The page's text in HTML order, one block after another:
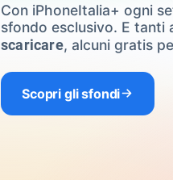
Con iPhoneItalia+ ogni
sfondo esclusivo. E tanti
scaricare, alcuni gratis
Scopri gli sfondi